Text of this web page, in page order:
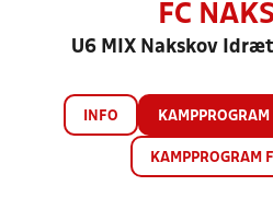
FC
U6 MIX Nakskov
INFO KAMPPROGRAM
KAMPPROGRAM